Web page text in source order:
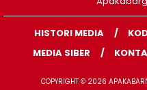
HISTORI MEDIA
MEDIA SIBER
COPYRIGHT © 2026